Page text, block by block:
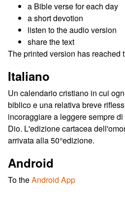
a Bible verse for each day
a short devotion
listen to the audio version
share the text
The printed version has reached
Italiano
Un calendario cristiano in cui
biblico e una relativa breve
incoraggiare a leggere sempre
Dio. L'edizione cartacea
arrivata alla 50°edizione.
Android
To theAndroid App